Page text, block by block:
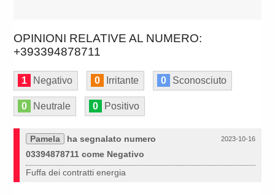
OPINIONI RELATIVE AL NUMERO:
+393394878711
1 Negativo 0 Irritante 0 Sconosciuto
0 Neutrale 0 Positivo
2023-10-16
Pamela
ha segnalato numero
03394878711 come Negativo
Fuffa dei contratti energia